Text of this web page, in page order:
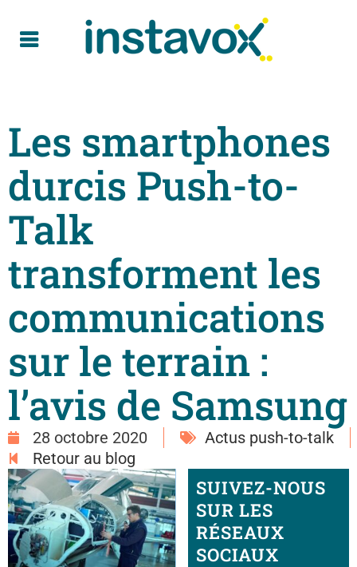
Les smartphones
durcis Push-to-
Talk
transforment les
communications
sur le terrain :
l’avis de Samsung
28 octobre 2020
Actus push-to-talk
Retour au blog
SUIVEZ-NOUS
SUR LES
RÉSEAUX
SOCIAUX